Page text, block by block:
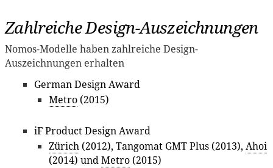
Zahlreiche Design-Auszeichnungen
Nomos-Modelle haben zahlreiche Design-
Auszeichnungen erhalten
German Design Award
Metro (2015)
iF Product Design Award
Zürich (2012), Tangomat GMT Plus (2013), Ahoi
(2014) undMetro (2015)